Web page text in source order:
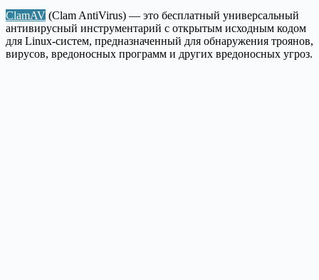
ClamAV (Clam AntiVirus) — это бесплатный универсальный
антивирусный инструментарий с открытым исходным кодом
для Linux-систем, предназначенный для обнаружения троянов,
вирусов, вредоносных программ и других вредоносных угроз.